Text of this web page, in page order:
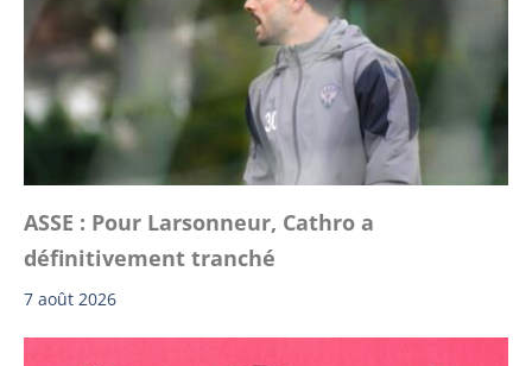
ASSE : Pour Larsonneur, Cathro a
définitivement tranché
7 août 2026